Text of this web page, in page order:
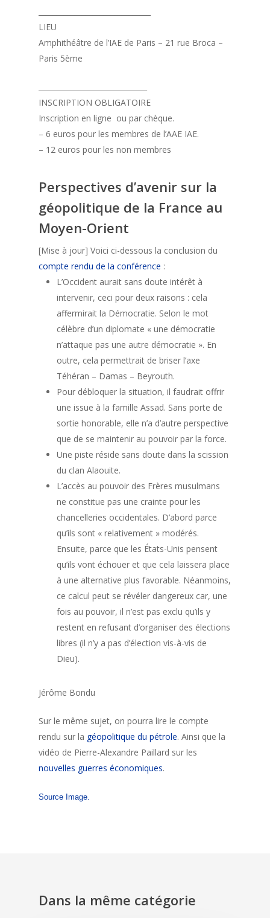
LIEU
Amphithéâtre de l’IAE de Paris – 21 rue Broca –
Paris 5ème
INSCRIPTION OBLIGATOIRE
Inscription en ligne ou par chèque.
– 6 euros pour les membres de l’AAE IAE.
– 12 euros pour les non membres
Perspectives d’avenir sur la
géopolitique de la France au
Moyen-Orient
[Mise à jour] Voici ci-dessous la conclusion du
compte rendu de la conférence :
L’Occident aurait sans doute intérêt à
intervenir, ceci pour deux raisons : cela
affermirait la Démocratie. Selon le mot
célèbre d’un diplomate « une démocratie
n’attaque pas une autre démocratie ». En
outre, cela permettrait de briser l’axe
Téhéran – Damas – Beyrouth.
Pour débloquer la situation, il faudrait offrir
une issue à la famille Assad. Sans porte de
sortie honorable, elle n’a d’autre perspective
que de se maintenir au pouvoir par la force.
Une piste réside sans doute dans la scission
du clan Alaouite.
L’accès au pouvoir des Frères musulmans
ne constitue pas une crainte pour les
chancelleries occidentales. D’abord parce
qu’ils sont « relativement » modérés.
Ensuite, parce que les États-Unis pensent
qu’ils vont échouer et que cela laissera place
à une alternative plus favorable. Néanmoins,
ce calcul peut se révéler dangereux car, une
fois au pouvoir, il n’est pas exclu qu’ils y
restent en refusant d’organiser des élections
libres (il n’y a pas d’élection vis-à-vis de
Dieu).
Jérôme Bondu
Sur le même sujet, on pourra lire le compte
rendu sur la géopolitique du pétrole. Ainsi que la
vidéo de Pierre-Alexandre Paillard sur les
nouvelles guerres économiques.
Source Image.
Dans la même catégorie